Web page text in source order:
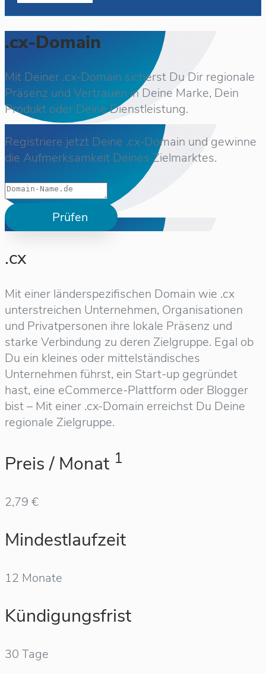
.cx-Domain
Mit Deiner .cx-Domain sicherst Du Dir regionale
Präsenz und Vertrauen in Deine Marke, Dein
Produkt oder Deine Dienstleistung.
Registriere jetzt Deine .cx-Domain und gewinne
die Aufmerksamkeit Deines Zielmarktes.
Prüfen
.cx
Mit einer länderspezifischen Domain wie .cx
unterstreichen Unternehmen, Organisationen
und Privatpersonen ihre lokale Präsenz und
starke Verbindung zu deren Zielgruppe. Egal ob
Du ein kleines oder mittelständisches
Unternehmen führst, ein Start-up gegründet
hast, eine eCommerce-Plattform oder Blogger
bist – Mit einer .cx-Domain erreichst Du Deine
regionale Zielgruppe.
Preis / Monat 1
2,79 €
Mindestlaufzeit
12 Monate
Kündigungsfrist
30 Tage